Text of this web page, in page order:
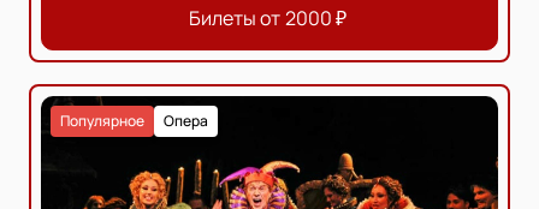
Билеты от 2000₽
Опера
Популярное